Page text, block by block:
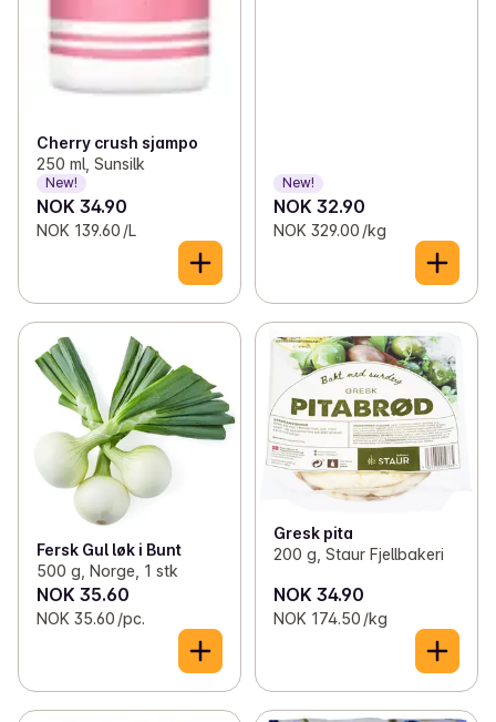
Cherry crush sjampo
250 ml, Sunsilk
New!
NOK 34.90
NOK 139.60 /L
New!
NOK 32.90
NOK 329.00 /kg
Fersk Gul løk i Bunt
500 g, Norge, 1 stk
NOK 35.60
NOK 35.60 /pc.
Gresk pita
200 g, Staur Fjellbakeri
NOK 34.90
NOK 174.50 /kg